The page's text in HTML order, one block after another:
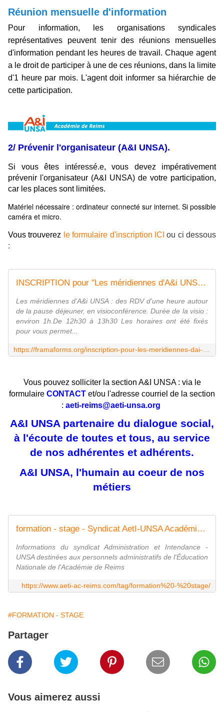
Réunion mensuelle d'information
Pour information, les organisations syndicales
représentatives peuvent tenir des réunions mensuelles
d'information pendant les heures de travail. Chaque agent
a le droit de participer à une de ces réunions, dans la limite
d'1 heure par mois. L'agent doit informer sa hiérarchie de
cette participation.
2/ Prévenir l'organisateur (A&I UNSA).
Si vous êtes intéressé.e, vous devez impérativement
prévenir l'organisateur (A&I UNSA) de votre participation,
car les places sont limitées.
Matériel nécessaire : ordinateur connecté sur internet. Si possible
caméra et micro.
Vous trouverez le formulaire d'inscription ICI ou ci dessous
:
INSCRIPTION pour "Les méridiennes d'A&i UNSA" - mardi 23 juin 2026
Les méridiennes d'A&i UNSA : des RDV d'une heure autour
de la pause déjeuner, en visioconférence. Durée de la visio :
environ 1h.De 12h30 à 13h30 Les horaires ont été fixés
pour vous permet...
https://framaforms.org/inscription-pour-les-meridiennes-dai-unsa-mardi-23-juin-2026-1780392365
Vous pouvez solliciter la section A&I UNSA : via le
formulaire CONTACT et/ou l'adresse courriel de la section
: aeti-reims@aeti-unsa.org
A&I UNSA partenaire du dialogue social,
à l'écoute de toutes et tous, au service
de nos adhérentes et adhérents.
A&I UNSA, l'humain au coeur de nos
métiers
formation - stage - Syndicat AetI-UNSA Académie Reims
Informations du syndicat Administration et Intendance -
UNSA destinées aux personnels administratifs de l'Éducation
Nationale de l'Académie de Reims
https://www.aeti-ac-reims.com/tag/formation%20-%20stage/
#FORMATION - STAGE
Partager
Vous aimerez aussi